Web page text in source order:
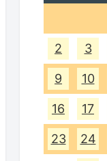
2 3
9 10
16 17
23 24